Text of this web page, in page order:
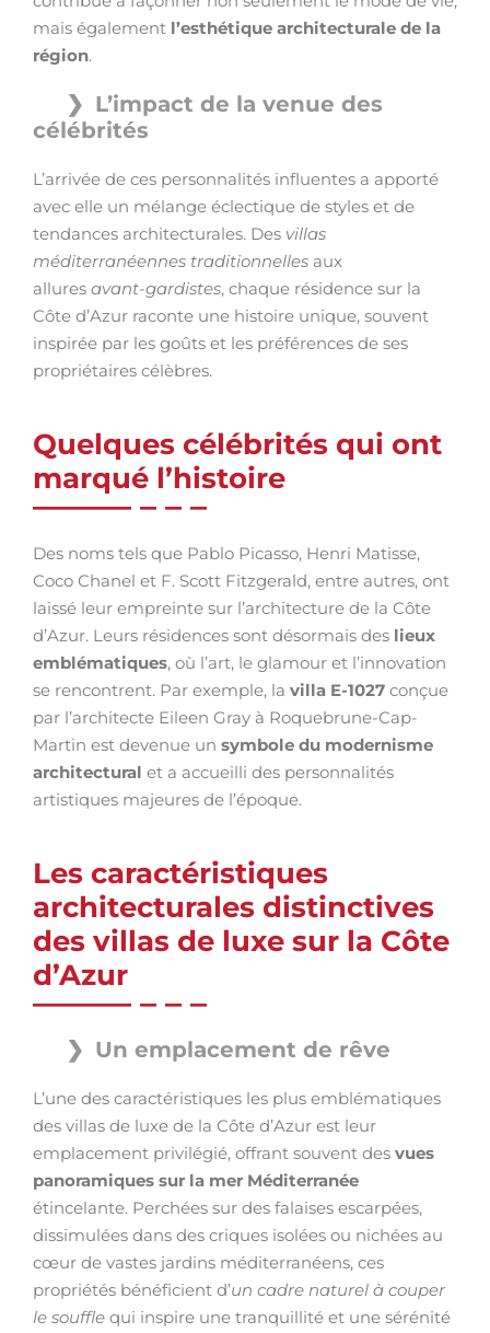
mais également l’esthétique architecturale de la
région.
L’impact de la venue des
célébrités
L’arrivée de ces personnalités influentes a apporté
avec elle un mélange éclectique de styles et de
tendances architecturales. Des villas
méditerranéennes traditionnelles aux
allures avant-gardistes, chaque résidence sur la
Côte d’Azur raconte une histoire unique, souvent
inspirée par les goûts et les préférences de ses
propriétaires célèbres.
Quelques célébrités qui ont
marqué l’histoire
Des noms tels que Pablo Picasso, Henri Matisse,
Coco Chanel et F. Scott Fitzgerald, entre autres, ont
laissé leur empreinte sur l’architecture de la Côte
d’Azur. Leurs résidences sont désormais des lieux
emblématiques, où l’art, le glamour et l’innovation
se rencontrent. Par exemple, la villa E-1027 conçue
par l’architecte Eileen Gray à Roquebrune-Cap-
Martin est devenue un symbole du modernisme
architectural et a accueilli des personnalités
artistiques majeures de l’époque.
Les caractéristiques
architecturales distinctives
des villas de luxe sur la Côte
d’Azur
Un emplacement de rêve
L’une des caractéristiques les plus emblématiques
des villas de luxe de la Côte d’Azur est leur
emplacement privilégié, offrant souvent des vues
panoramiques sur la mer Méditerranée
étincelante. Perchées sur des falaises escarpées,
dissimulées dans des criques isolées ou nichées au
cœur de vastes jardins méditerranéens, ces
propriétés bénéficient d’un cadre naturel à couper
le souffle qui inspire une tranquillité et une sérénité